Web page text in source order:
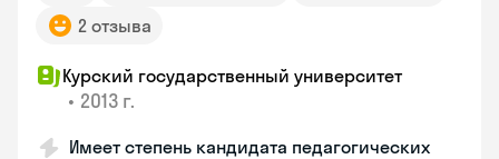
2 отзыва
Курский государственный университет
• 2013 г.
Имеет степень кандидата педагогических